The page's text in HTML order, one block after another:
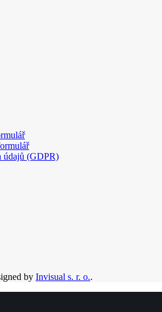
údajů (GDPR)
by Invisual s. r. o..